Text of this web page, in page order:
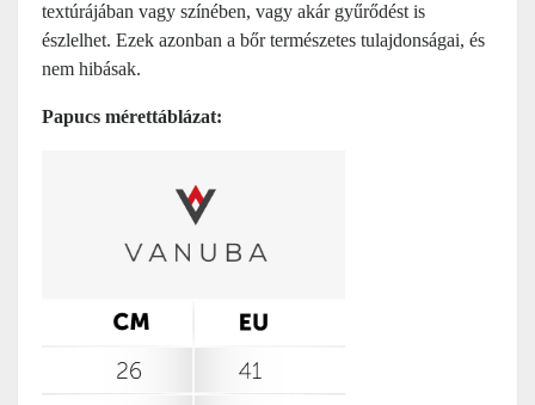
textúrájában vagy színében, vagy akár gyűrődést is
észlelhet. Ezek azonban a bőr természetes tulajdonságai, és
nem hibásak.
Papucs mérettáblázat: